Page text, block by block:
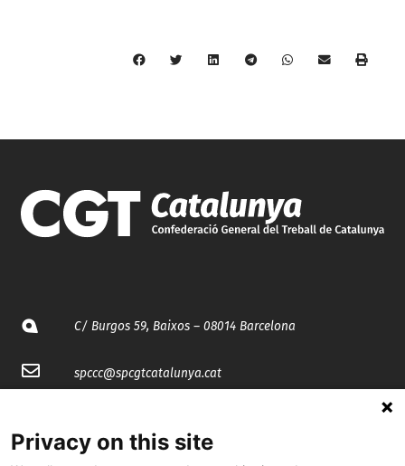
C/ Burgos 59, Baixos – 08014 Barcelona
spccc@spcgtcatalunya.cat
Privacy on this site